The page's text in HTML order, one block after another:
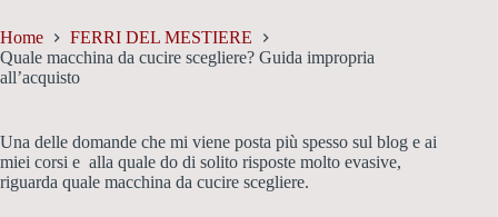
Home
FERRI DEL MESTIERE
Quale macchina da cucire scegliere? Guida impropria
all’acquisto
Una delle domande che mi viene posta più spesso sul blog e ai
miei corsi e alla quale do di solito risposte molto evasive,
riguarda quale macchina da cucire scegliere.